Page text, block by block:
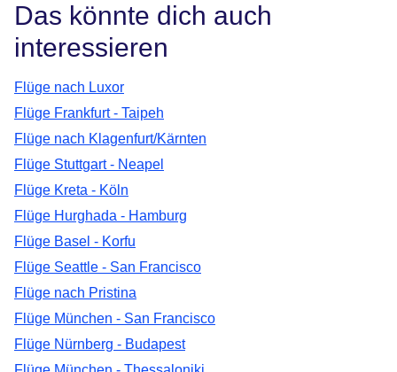
Das könnte dich auch
interessieren
Flüge nach Luxor
Flüge Frankfurt - Taipeh
Flüge nach Klagenfurt/Kärnten
Flüge Stuttgart - Neapel
Flüge Kreta - Köln
Flüge Hurghada - Hamburg
Flüge Basel - Korfu
Flüge Seattle - San Francisco
Flüge nach Pristina
Flüge München - San Francisco
Flüge Nürnberg - Budapest